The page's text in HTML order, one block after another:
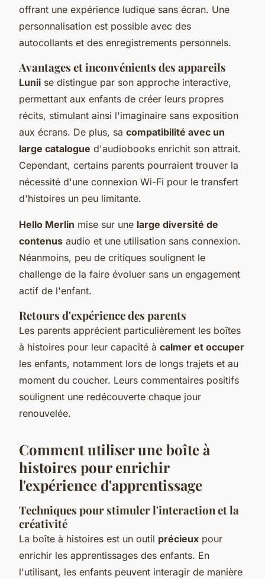
offrant une expérience ludique sans écran. Une
personnalisation est possible avec des
autocollants et des enregistrements personnels.
Avantages et inconvénients des appareils
Lunii se distingue par son approche interactive,
permettant aux enfants de créer leurs propres
récits, stimulant ainsi l'imaginaire sans exposition
aux écrans. De plus, sa compatibilité avec un
large catalogue d'audiobooks enrichit son attrait.
Cependant, certains parents pourraient trouver la
nécessité d'une connexion Wi-Fi pour le transfert
d'histoires un peu limitante.
Hello Merlin mise sur une large diversité de
contenus audio et une utilisation sans connexion.
Néanmoins, peu de critiques soulignent le
challenge de la faire évoluer sans un engagement
actif de l'enfant.
Retours d'expérience des parents
Les parents apprécient particulièrement les boîtes
à histoires pour leur capacité à calmer et occuper
les enfants, notamment lors de longs trajets et au
moment du coucher. Leurs commentaires positifs
soulignent une redécouverte chaque jour
renouvelée.
Comment utiliser une boîte à
histoires pour enrichir
l'expérience d'apprentissage
Techniques pour stimuler l'interaction et la
créativité
La boîte à histoires est un outil précieux pour
enrichir les apprentissages des enfants. En
l'utilisant, les enfants peuvent interagir de manière